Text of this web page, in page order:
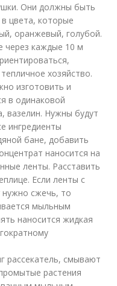
Они должны быть
цвета, которые
оранжевый, голубой.
через каждые 10 м
хозяйство.
изготовить и
в одинаковой
вазелин. Нужны будут
ингредиенты
бане, добавить
наносится на
ленты. Расставить
Если ленты с
нужно сжечь, то
мыльным
наносится жидкая
рассекатель, смывают
растения